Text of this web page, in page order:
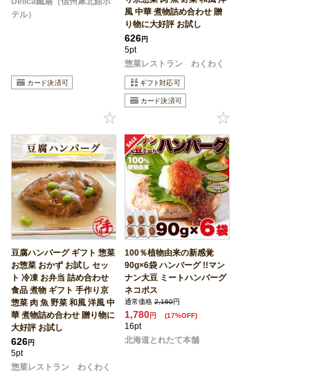
テル）
風 中華 煮物詰め合わせ 贈
り物に大好評 お試し
626円
5pt
惣菜レストラン わくわく
豆腐ハンバーグ ギフト 惣菜
お惣菜 おかず お試し セッ
ト 冷凍 お弁当 詰め合わせ
食品 煮物 ギフト 手作り京
惣菜 肉 魚 野菜 和風 洋風 中
華 煮物詰め合わせ 贈り物に
大好評 お試し
626円
5pt
惣菜レストラン わくわく
100％植物由来の新感覚
90g×6袋 ハンバーグ !!マン
ナン大豆 ミートハンバーグ
ネコポス
通常価格 2,160円
1,780円 (17%OFF)
16pt
北海道とれたて本舗